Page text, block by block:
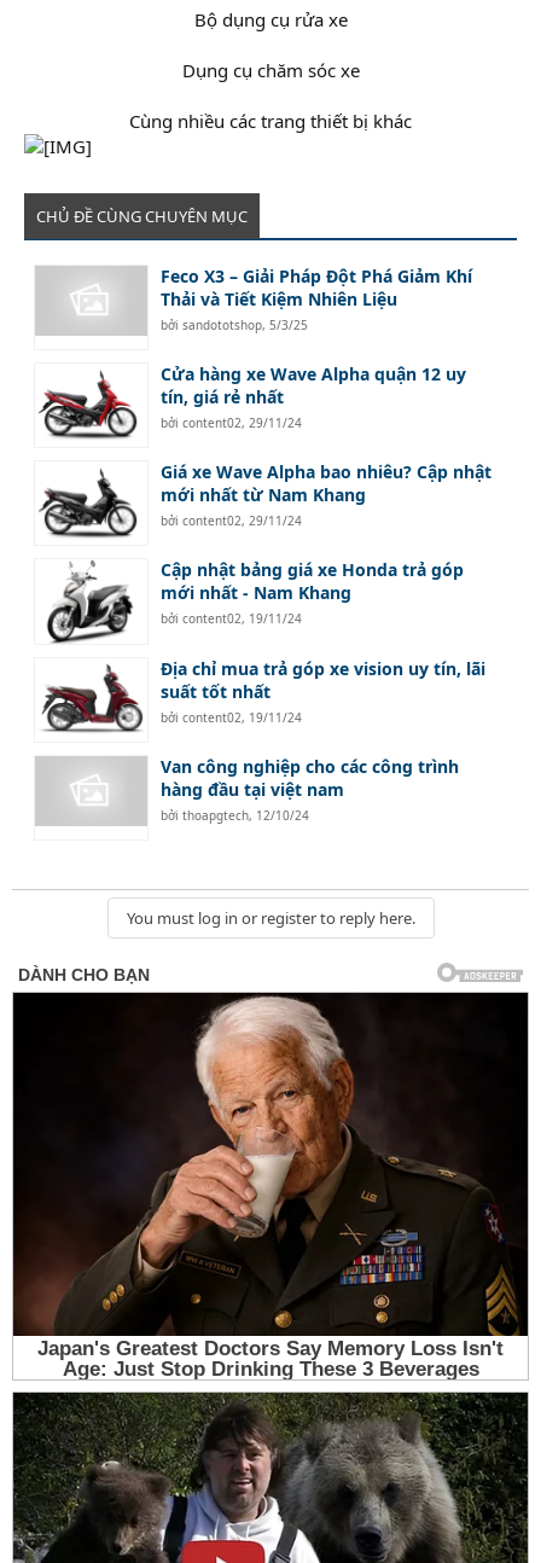
Bộ dụng cụ rửa xe
Dụng cụ chăm sóc xe
Cùng nhiều các trang thiết bị khác​
CHỦ ĐỀ CÙNG CHUYÊN MỤC
Feco X3 – Giải Pháp Đột Phá Giảm Khí
Thải và Tiết Kiệm Nhiên Liệu
bởisandototshop, 5/3/25
Cửa hàng xe Wave Alpha quận 12 uy
tín, giá rẻ nhất
bởicontent02, 29/11/24
Giá xe Wave Alpha bao nhiêu? Cập nhật
mới nhất từ Nam Khang
bởicontent02,29/11/24
Cập nhật bảng giá xe Honda trả góp
mới nhất - Nam Khang
bởicontent02, 19/11/24
Địa chỉ mua trả góp xe vision uy tín, lãi
suất tốt nhất
bởicontent02, 19/11/24
Van công nghiệp cho các công trình
hàng đầu tại việt nam
bởithoapgtech, 12/10/24
You must log in or register to reply here.